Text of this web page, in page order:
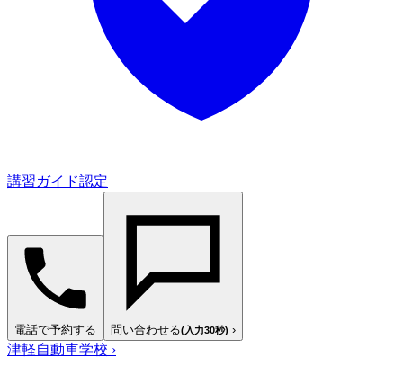
講習ガイド認定
電話で予約する 問い合わせる(入力30秒) ›
津軽自動車学校 ›